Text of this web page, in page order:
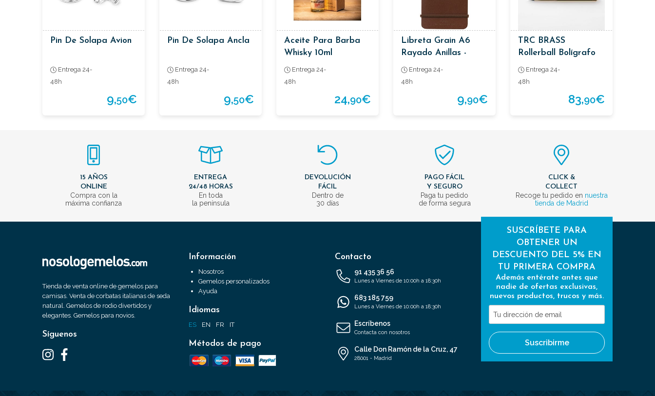
Pin De Solapa Avion
Entrega 24-
48h
9,50€
Pin De Solapa Ancla
Entrega 24-
48h
9,50€
Aceite Para Barba
Whisky 10ml
Entrega 24-
48h
24,90€
Libreta Grain A6
Rayado Anillas -
Marrón
Entrega 24-
48h
9,90€
TRC BRASS
Rollerball Bolígrafo
Latón Macizo
Entrega 24-
48h
83,90€
15 AÑOS
ONLINE
Compra con la
máxima confianza
ENTREGA
24/48 HORAS
En toda
la península
DEVOLUCIÓN
FÁCIL
Dentro de
30 días
PAGO FÁCIL
Y SEGURO
Paga tu pedido
de forma segura
CLICK &
COLLECT
Recoge tu pedido en nuestra
tienda de Madrid
Tienda de venta online de gemelos para
camisas. Venta de corbatas italianas de seda
natural. Gemelos de rodio divertidos y
elegantes. Gemelos para novios.
Síguenos
Información
Nosotros
Gemelos personalizados
Ayuda
Idiomas
ES EN FR IT
Métodos de pago
Contacto
91 435 36 56
Lunes a Viernes de 10:00h a 18:30h
683 185 759
Lunes a Viernes de 10:00h a 18:30h
Escríbenos
Contacta con nosotros
Calle Don Ramón de la Cruz, 47
28001 - Madrid
SUSCRÍBETE PARA
OBTENER UN
DESCUENTO DEL 5% EN
TU PRIMERA COMPRA
Además entérate antes que
nadie de ofertas exclusivas,
nuevos productos, trucos y más.
Tu
dirección
de
email
Suscribirme